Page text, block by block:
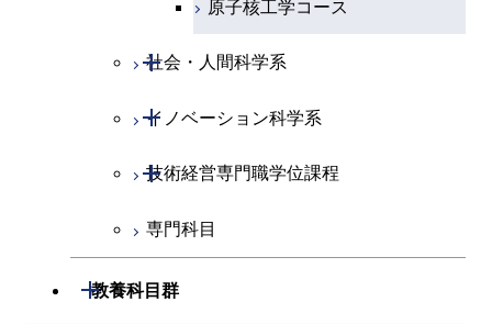
原子核工学コース
社会・人間科学系
開閉
社会・人間科学コース
イノベーション科学系
開閉
イノベーション科学コース
技術経営専門職学位課程
開閉
技術経営専門職学位課程
専門科目
教養科目群
開閉